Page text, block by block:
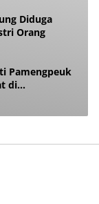
Diduga
Orang
Pamengpeuk
di